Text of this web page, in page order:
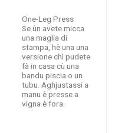
One-Leg Press
Se ùn avete micca
una maglia di
stampa, hè una una
versione chì pudete
fà in casa cù una
bandu piscia o un
tubu. Aghjustassi a
manu è presse a
vigna è fora.